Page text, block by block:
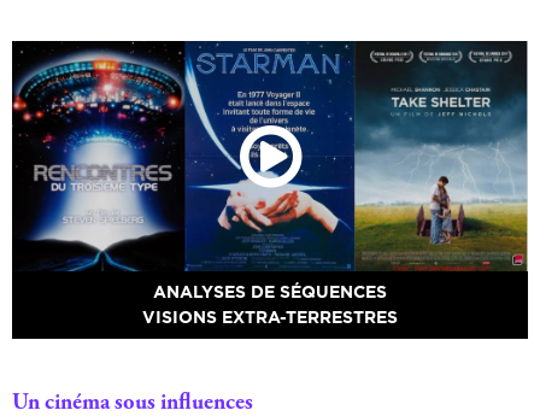
ANALYSES DE SÉQUENCES
VISIONS EXTRA-TERRESTRES
Un cinéma sous influences